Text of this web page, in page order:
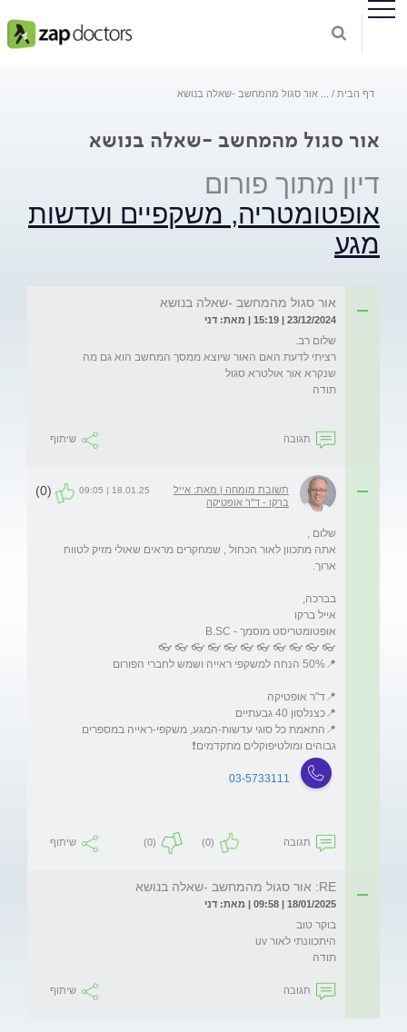
דף הבית אור סגול מהמחשב -שאלה בנושא
אור סגול מהמחשב -שאלה בנושא
דיון מתוך פורום
אופטומטריה, משקפיים ועדשות
מגע
אור סגול מהמחשב -שאלה בנושא
23/12/2024 | 15:19 | מאת: דני
רציתי לדעת האם האור שיוצא ממסך המחשב הוא גם מה
תגובה שיתוף
תשובת מומחה | מאת: אייל
ברקו - ד"ר אופטיקה
18.01.25 | 09:05
(0)
אתה מתכוון לאור הכחול , שמחקרים מראים שאולי מזיק לטווח
📍התאמת כל סוגי עדשות-המגע, משקפי-ראייה במספרים
גבוהים ומולטיפוקלים מתקדמים❗
03-5733111
תגובה (0)
(0) שיתוף
RE: אור סגול מהמחשב -שאלה בנושא
18/01/2025 | 09:58 | מאת: דני
תודה
תגובה שיתוף